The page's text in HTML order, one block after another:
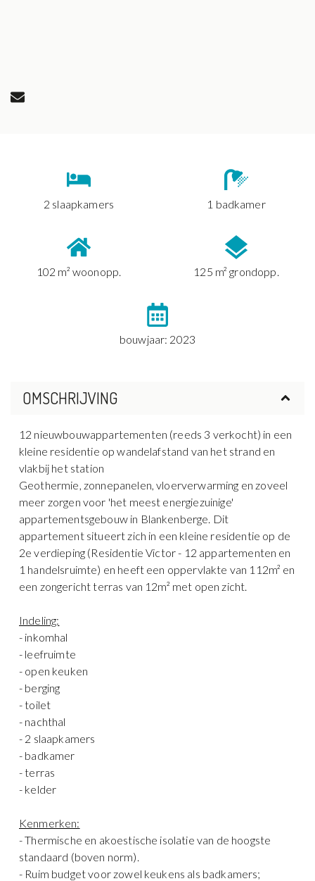
2 slaapkamers 1 badkamer
102 m² woonopp. 125 m² grondopp.
bouwjaar: 2023
OMSCHRIJVING
12 nieuwbouwappartementen (reeds 3 verkocht) in een
kleine residentie op wandelafstand van het strand en
vlakbij het station
Geothermie, zonnepanelen, vloerverwarming en zoveel
meer zorgen voor 'het meest energiezuinige'
appartementsgebouw in Blankenberge. Dit
appartement situeert zich in een kleine residentie op de
2e verdieping (Residentie Victor - 12 appartementen en
1 handelsruimte) en heeft een oppervlakte van 112m² en
een zongericht terras van 12m² met open zicht.
Indeling:
- inkomhal
- leefruimte
- open keuken
- berging
- toilet
- nachthal
- 2 slaapkamers
- badkamer
- terras
- kelder
Kenmerken:
- Thermische en akoestische isolatie van de hoogste
standaard (boven norm).
- Ruim budget voor zowel keukens als badkamers;